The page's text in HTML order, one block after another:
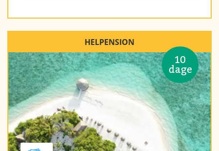
10
dage
HELPENSION